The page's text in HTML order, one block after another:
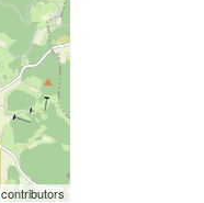
contributors